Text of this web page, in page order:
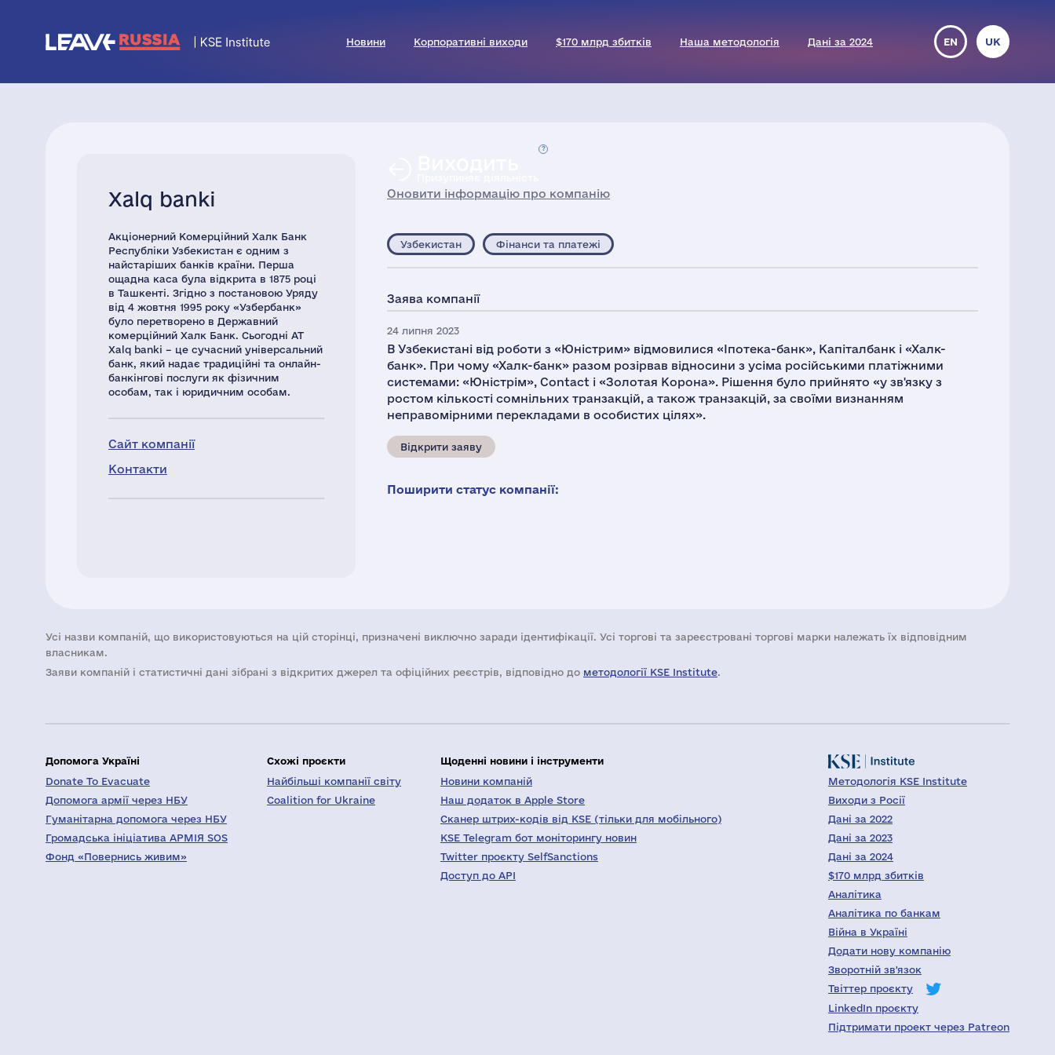
Новини Корпоративні виходи $170 млрд збитків Наша методологія Дані за 2024 EN UK
Xalq banki
Акціонерний Комерційний Халк Банк
Республіки Узбекистан є одним з
найстаріших банків країни. Перша
ощадна каса була відкрита в 1875 році
в Ташкенті. Згідно з постановою Уряду
від 4 жовтня 1995 року «Узбербанк»
було перетворено в Державний
комерційний Халк Банк. Сьогодні АТ
Xalq banki – це сучасний універсальний
банк, який надає традиційні та онлайн-
банкінгові послуги як фізичним
особам, так і юридичним особам.
Сайт компанії
Контакти
Оновити інформацію про компанію
Узбекистан Фінанси та платежі
Заява компанії
24 липня 2023
В Узбекистані від роботи з «Юністрим» відмовилися «Іпотека-банк», Капіталбанк і «Халк-
банк». При чому «Халк-банк» разом розірвав відносини з усіма російськими платіжними
системами: «Юністрім», Contact і «Золотая Корона». Рішення було прийнято «у зв'язку з
ростом кількості сомнільних транзакцій, а також транзакцій, за своїми визнанням
неправомірними перекладами в особистих цілях».
Відкрити заяву
Поширити статус компанії:
Усі назви компаній, що використовуються на цій сторінці, призначені виключно заради ідентифікації. Усі торгові та зареєстровані торгові марки належать їх відповідним
власникам.
Заяви компаній i статистичні дані зібрані з відкритих джерел та офіційних реєстрів, відповідно до методології KSE Institute.
Допомога Україні
Donate To Evacuate
Допомога армії через НБУ
Гуманітарна допомога через НБУ
Громадська ініціатива АРМІЯ SOS
Фонд «Повернись живим»
Схожі проєкти
Найбільші компанії світу
Coalition for Ukraine
Щоденні новини і інструменти
Новини компаній
Наш додаток в Apple Store
Сканер штрих-кодів від KSE (тільки для мобільного)
KSE Telegram бот моніторингу новин
Twitter проєкту SelfSanctions
Доступ до API
Методологія KSE Institute
Виходи з Росії
Дані за 2022
Дані за 2023
Дані за 2024
$170 млрд збитків
Аналітика
Аналітика по банкам
Війна в Україні
Додати нову компанію
Зворотній зв'язок
Твіттер проєкту
LinkedIn проєкту
Підтримати проект через Patreon